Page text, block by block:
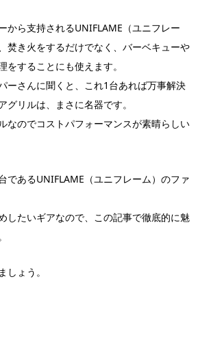
から支持されるUNIFLAME（ユニフレー
焚き火をするだけでなく、バーベキューや
をすることにも使えます。
ーさんに聞くと、これ1台あれば万事解決
グリルは、まさに名器です。
なのでコストパフォーマンスが素晴らしい
であるUNIFLAME（ユニフレーム）のファ
したいギアなので、この記事で徹底的に魅
しょう。